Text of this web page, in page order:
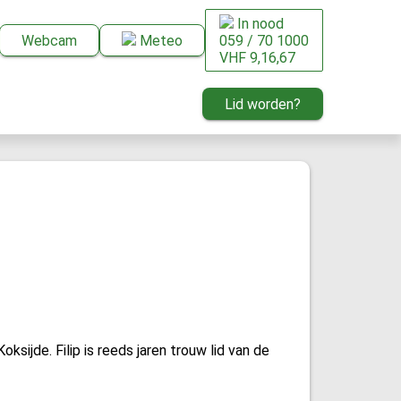
Webcam Meteo
In nood
059 / 70 1000
VHF 9,16,67
Lid worden?
Filip is reeds jaren trouw lid van de